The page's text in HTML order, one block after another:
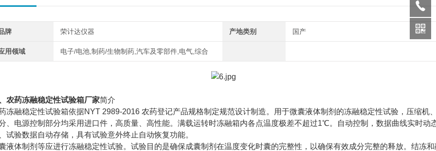
牌 荣计达仪器 产地类别 国产
用领域 电子/电池,制药/生物制药,汽车及零部件,电气,综合
农药冻融稳定性试验箱厂家简介
冻融稳定性试验箱依据NYT 2989-2016 农药登记产品规格制定规范设计制造。用于微囊液体制剂的冻融稳定性试验，压缩机
、电源控制部分均采用进口件，高质量、高性能。满载运转时冻融箱内各点温度极差不超过1℃。自动控制，数据曲线实时动
试验数据自动存储，具有试验意外终止自动恢复功能。
液体制剂等应进行冻融稳定性试验。试验目的是确保成囊制剂在温度变化时囊的完整性，以确保有效成分完整的释放。结冻